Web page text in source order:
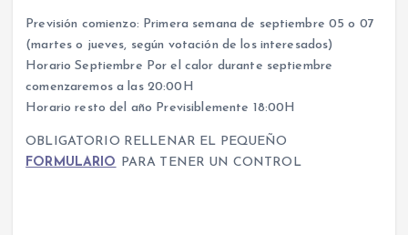
Previsión comienzo: Primera semana de septiembre 05 o 07
(martes o jueves, según votación de los interesados)
Horario Septiembre Por el calor durante septiembre
comenzaremos a las 20:00H
Horario resto del año Previsiblemente 18:00H
OBLIGATORIO RELLENAR EL PEQUEÑO
FORMULARIO PARA TENER UN CONTROL